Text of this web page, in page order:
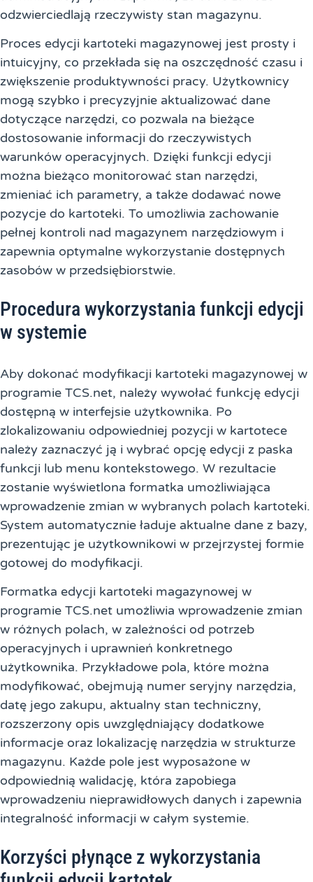
odzwierciedlają rzeczywisty stan magazynu.
Proces edycji kartoteki magazynowej jest prosty i
intuicyjny, co przekłada się na oszczędność czasu i
zwiększenie produktywności pracy. Użytkownicy
mogą szybko i precyzyjnie aktualizować dane
dotyczące narzędzi, co pozwala na bieżące
dostosowanie informacji do rzeczywistych
warunków operacyjnych. Dzięki funkcji edycji
można bieżąco monitorować stan narzędzi,
zmieniać ich parametry, a także dodawać nowe
pozycje do kartoteki. To umożliwia zachowanie
pełnej kontroli nad magazynem narzędziowym i
zapewnia optymalne wykorzystanie dostępnych
zasobów w przedsiębiorstwie.
Procedura wykorzystania funkcji edycji
w systemie
Aby dokonać modyfikacji kartoteki magazynowej w
programie TCS.net, należy wywołać funkcję edycji
dostępną w interfejsie użytkownika. Po
zlokalizowaniu odpowiedniej pozycji w kartotece
należy zaznaczyć ją i wybrać opcję edycji z paska
funkcji lub menu kontekstowego. W rezultacie
zostanie wyświetlona formatka umożliwiająca
wprowadzenie zmian w wybranych polach kartoteki.
System automatycznie ładuje aktualne dane z bazy,
prezentując je użytkownikowi w przejrzystej formie
gotowej do modyfikacji.
Formatka edycji kartoteki magazynowej w
programie TCS.net umożliwia wprowadzenie zmian
w różnych polach, w zależności od potrzeb
operacyjnych i uprawnień konkretnego
użytkownika. Przykładowe pola, które można
modyfikować, obejmują numer seryjny narzędzia,
datę jego zakupu, aktualny stan techniczny,
rozszerzony opis uwzględniający dodatkowe
informacje oraz lokalizację narzędzia w strukturze
magazynu. Każde pole jest wyposażone w
odpowiednią walidację, która zapobiega
wprowadzeniu nieprawidłowych danych i zapewnia
integralność informacji w całym systemie.
Korzyści płynące z wykorzystania